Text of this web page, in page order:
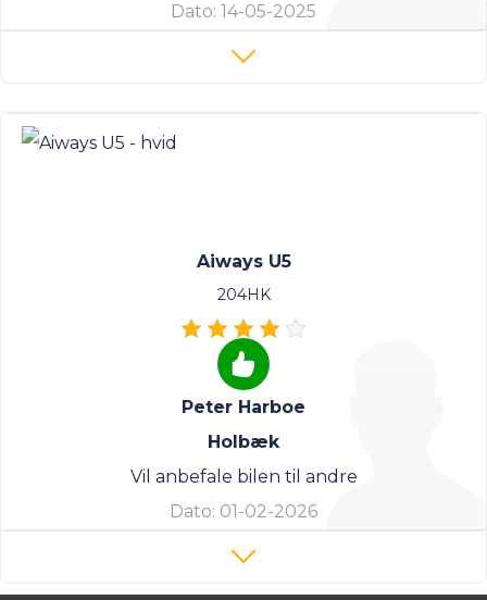
Dato: 14-05-2025
Aiways U5
204HK
Peter Harboe
Holbæk
Vil anbefale bilen til andre
Dato: 01-02-2026